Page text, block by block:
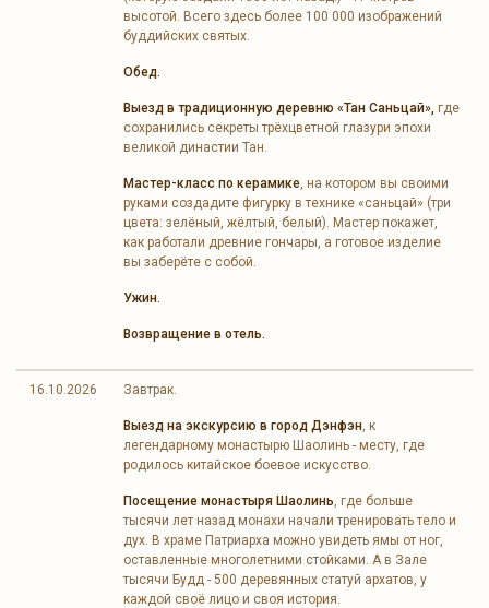
высотой. Всего здесь более 100 000 изображений
буддийских святых.
Обед.
Выезд в традиционную деревню «Тан Саньцай», где
сохранились секреты трёхцветной глазури эпохи
великой династии Тан.
Мастер-класс по керамике , на котором вы своими
руками создадите фигурку в технике «саньцай» (три
цвета: зелёный, жёлтый, белый). Мастер покажет,
как работали древние гончары, а готовое изделие
вы заберёте с собой.
Ужин.
Возвращение в отель.
16.10.2026 Завтрак.
Выезд на экскурсию в город Дэнфэн , к
легендарному монастырю Шаолинь - месту, где
родилось китайское боевое искусство.
Посещение монастыря Шаолинь , где больше
тысячи лет назад монахи начали тренировать тело и
дух. В храме Патриарха можно увидеть ямы от ног,
оставленные многолетними стойками. А в Зале
тысячи Будд - 500 деревянных статуй архатов, у
каждой своё лицо и своя история.